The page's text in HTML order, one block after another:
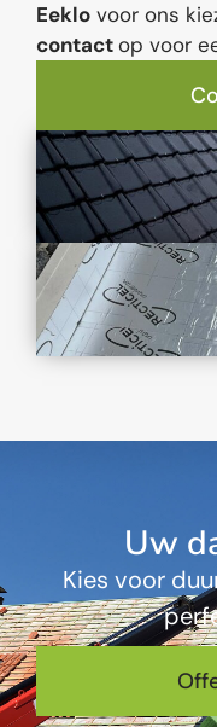
Eeklo voor ons
contactop voor
Uw d
Kies voor duu
perf